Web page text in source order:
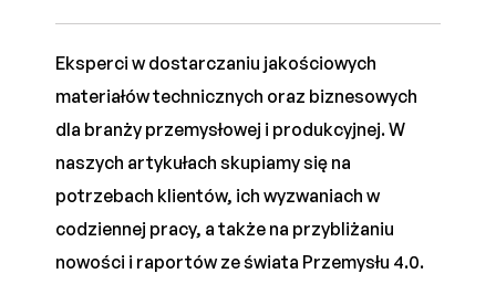
Eksperci w dostarczaniu jakościowych
materiałów technicznych oraz biznesowych
dla branży przemysłowej i produkcyjnej. W
naszych artykułach skupiamy się na
potrzebach klientów, ich wyzwaniach w
codziennej pracy, a także na przybliżaniu
nowości i raportów ze świata Przemysłu 4.0.